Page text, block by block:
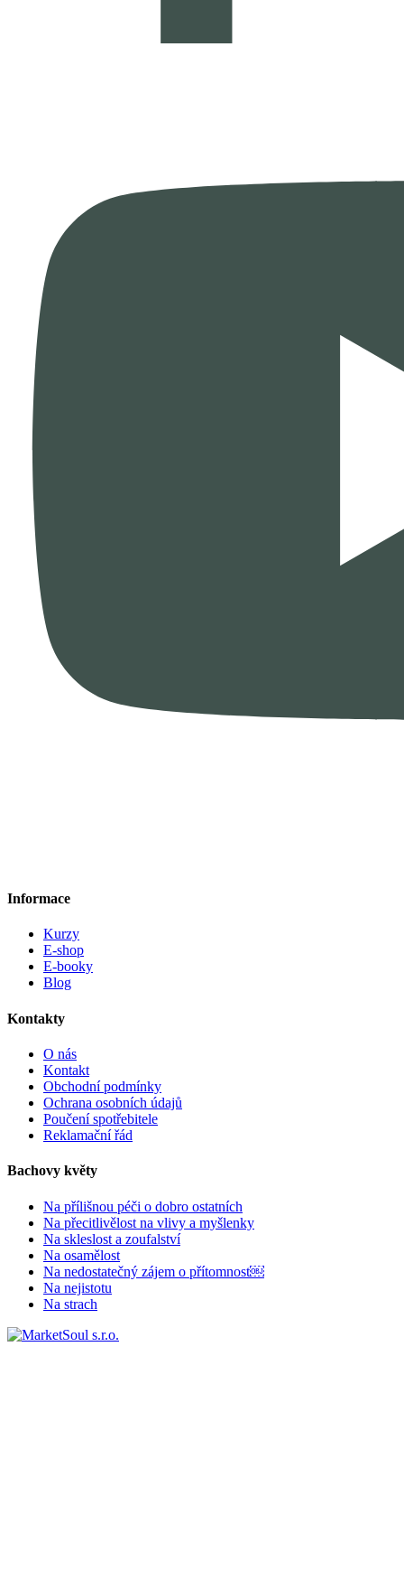
Informace
Kurzy
E-shop
E-booky
Blog
Kontakty
O nás
Kontakt
Obchodní podmínky
Ochrana osobních údajů
Poučení spotřebitele
Reklamační řád
Bachovy květy
Na přílišnou péči o dobro ostatních
Na přecitlivělost na vlivy a myšlenky
Na skleslost a zoufalství
Na osamělost
Na nedostatečný zájem o přítomnost￼
Na nejistotu
Na strach